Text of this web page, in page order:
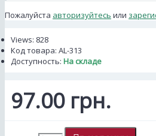
Пожалуйста авторизуйтесь или
Views: 828
Код товара: AL-313
Доступность: На складе
97.00 грн.